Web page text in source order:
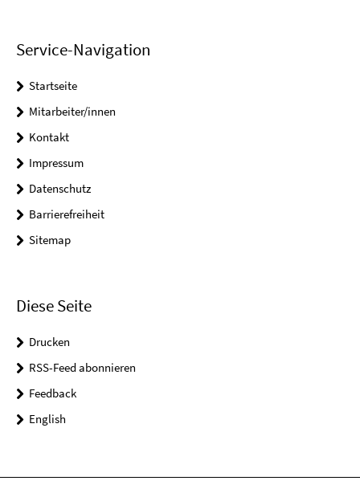
Service-Navigation
Startseite
Mitarbeiter/innen
Kontakt
Impressum
Datenschutz
Barrierefreiheit
Sitemap
Diese Seite
Drucken
RSS-Feed abonnieren
Feedback
English